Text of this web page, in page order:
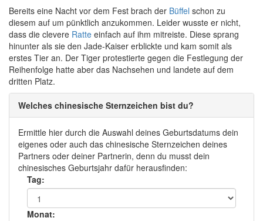
Bereits eine Nacht vor dem Fest brach der Büffel schon zu
diesem auf um pünktlich anzukommen. Leider wusste er nicht,
dass die clevere Ratte einfach auf ihm mitreiste. Diese sprang
hinunter als sie den Jade-Kaiser erblickte und kam somit als
erstes Tier an. Der Tiger protestierte gegen die Festlegung der
Reihenfolge hatte aber das Nachsehen und landete auf dem
dritten Platz.
Welches chinesische Sternzeichen bist du?
Ermittle hier durch die Auswahl deines Geburtsdatums dein
eigenes oder auch das chinesische Sternzeichen deines
Partners oder deiner Partnerin, denn du musst dein
chinesisches Geburtsjahr dafür herausfinden:
Tag:
Monat: